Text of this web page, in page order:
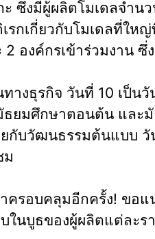
ซึ่งมีผู้ผลิตโมเดลจำน
รกเกี่ยวกับโมเดลที่ให
องค์กรเข้าร่วมงาน ซึ่ง
างธุรกิจ วันที่ 10 เป็นวั
ธยมศึกษาตอนต้น และ
กับวัฒนธรรมต้นแบบ วั
ม
ครอบคลุมอีกครั้ง! ขอแ
นบูธของผู้ผลิตแต่ละร